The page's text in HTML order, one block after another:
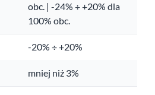
obc. | -24% ÷ +20% dla
100% obc.
-20% ÷ +20%
mniej niż 3%